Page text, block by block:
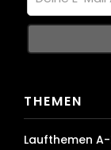
THEMEN
Laufthemen A-